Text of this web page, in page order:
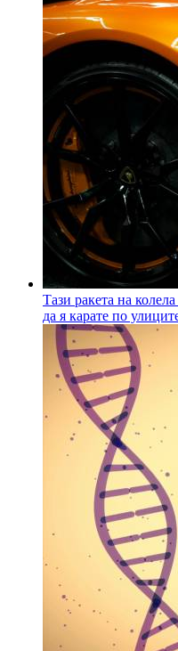
Тази ракета на
да я карате по